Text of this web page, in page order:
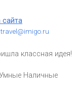
сайта
travel@imigo.ru
классная идея!
Наличные